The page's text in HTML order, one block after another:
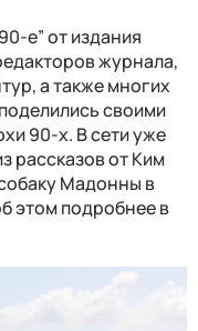
е” от издания
журнала,
а также многих
своими
90-х. В сети уже
рассказов от Ким
Мадонны в
этом подробнее в